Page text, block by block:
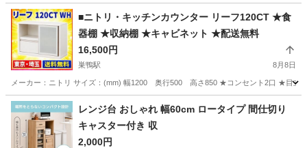
東京 品川区 大井町駅 家具 喫煙者
■ニトリ・キッチンカウンター リーフ120CT ★食
器棚 ★収納棚 ★キャビネット ★配送無料
16,500円
巣鴨駅 8月8日
メーカー：ニトリ サイズ：(mm) 幅1200 奥行500 高さ850 ★コンセント2口 ★目立
東京 文京区 巣鴨駅 収納家具
レンジ台 おしゃれ 幅60cm ロータイプ 間仕切り
キャスター付き 収
2,000円